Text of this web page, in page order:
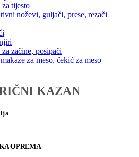
za tijesto
noževi, guljači, prese, rezači
za začine, posipači
za meso, čekić za meso
KAZAN
OPREMA